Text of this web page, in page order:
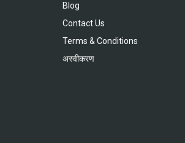
Blog
Contact Us
Terms & Conditions
अस्वीकरण